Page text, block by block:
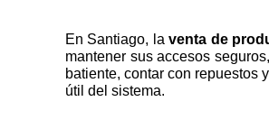
En Santiago, laventa de
mantener sus accesos
batiente, contar con repuestos
útil del sistema.